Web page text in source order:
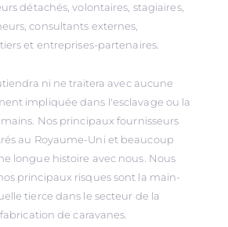
détachés, volontaires, stagiaires,
consultants externes,
et entreprises-partenaires.
ni ne traitera avec aucune
impliquée dans l'esclavage ou la
Nos principaux fournisseurs
au Royaume-Uni et beaucoup
longue histoire avec nous. Nous
principaux risques sont la main-
tierce dans le secteur de la
de caravanes.